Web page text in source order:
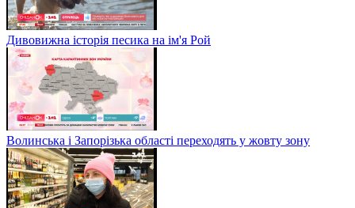
Дивовижна історія песика на ім'я Рой
Волинська і Запорізька області переходять у жовту зону